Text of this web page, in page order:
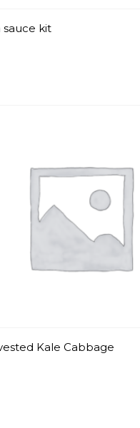
sauce kit
Kale Cabbage